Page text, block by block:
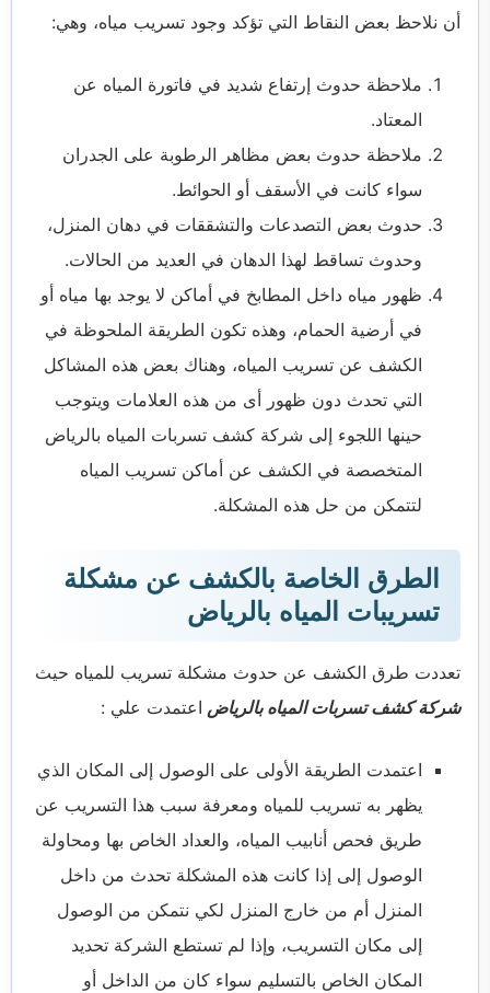
أن نلاحظ بعض النقاط التي تؤكد وجود تسريب مياه، وهي:
ملاحظة حدوث إرتفاع شديد في فاتورة المياه عن
المعتاد.
ملاحظة حدوث بعض مظاهر الرطوبة على الجدران
سواء كانت في الأسقف أو الحوائط.
حدوث بعض التصدعات والتشققات في دهان المنزل،
وحدوث تساقط لهذا الدهان في العديد من الحالات.
ظهور مياه داخل المطابخ في أماكن لا يوجد بها مياه أو
في أرضية الحمام، وهذه تكون الطريقة الملحوظة في
الكشف عن تسريب المياه، وهناك بعض هذه المشاكل
التي تحدث دون ظهور أى من هذه العلامات ويتوجب
حينها اللجوء إلى شركة كشف تسربات المياه بالرياض
المتخصصة في الكشف عن أماكن تسريب المياه
لتتمكن من حل هذه المشكلة.
الطرق الخاصة بالكشف عن مشكلة
تسريبات المياه بالرياض
تعددت طرق الكشف عن حدوث مشكلة تسريب للمياه حيث
شركة كشف تسربات المياه بالرياض اعتمدت علي :
اعتمدت الطريقة الأولى على الوصول إلى المكان الذي
يظهر به تسريب للمياه ومعرفة سبب هذا التسريب عن
طريق فحص أنابيب المياه، والعداد الخاص بها ومحاولة
الوصول إلى إذا كانت هذه المشكلة تحدث من داخل
المنزل أم من خارج المنزل لكي نتمكن من الوصول
إلى مكان التسريب، وإذا لم تستطع الشركة تحديد
المكان الخاص بالتسليم سواء كان من الداخل أو